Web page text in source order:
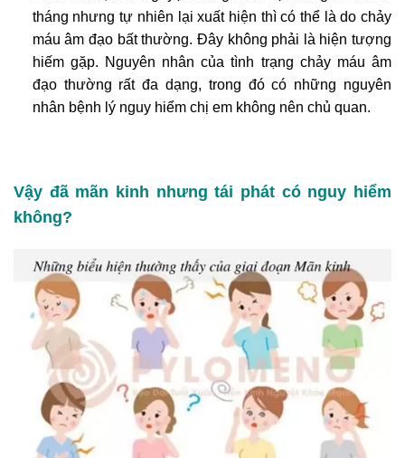
tháng nhưng tự nhiên lại xuất hiện thì có thể là do chảy
máu âm đạo bất thường. Đây không phải là hiện tượng
hiếm gặp. Nguyên nhân của tình trạng chảy máu âm
đạo thường rất đa dạng, trong đó có những nguyên
nhân bệnh lý nguy hiểm chị em không nên chủ quan.
Vậy đã mãn kinh nhưng tái phát có nguy hiểm
không?